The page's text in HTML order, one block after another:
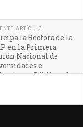
ARTÍCULO
la Rectora de la
en la Primera
Nacional de
e
Públicas de